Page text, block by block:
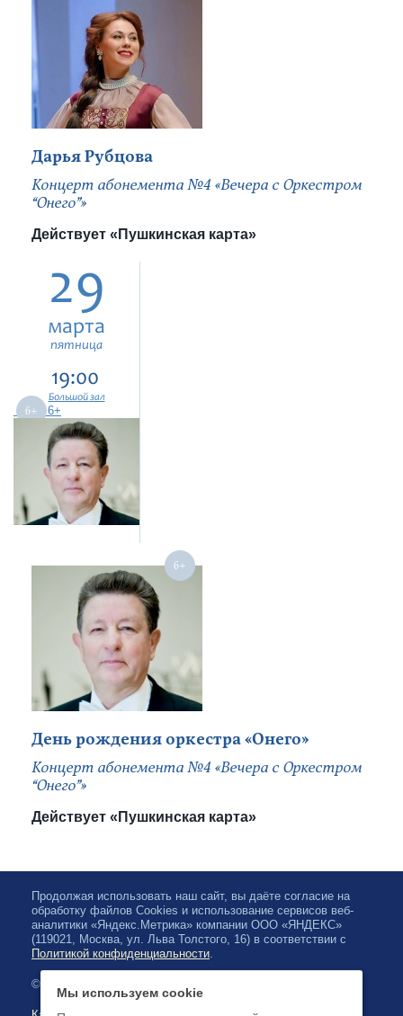
Дарья Рубцова
Концерт абонемента №4 «Вечера с Оркестром
“Онего”»
Действует «Пушкинская карта»
29
марта
пятница
19:00
Большой зал
6+
День рождения оркестра «Онего»
Концерт абонемента №4 «Вечера с Оркестром
“Онего”»
Действует «Пушкинская карта»
Продолжая использовать наш сайт, вы даёте согласие на
обработку файлов Cookies и использование сервисов веб-
аналитики «Яндекс.Метрика» компании ООО «ЯНДЕКС»
(119021, Москва, ул. Льва Толстого, 16) в соответствии с
Политикой конфиденциальности.
© 2026, Карельская Государственная филармония
Мы используем cookie